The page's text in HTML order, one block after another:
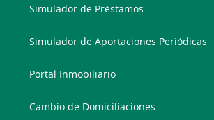
Simulador de Préstamos
Simulador de Aportaciones Periódicas
Portal Inmobiliario
Cambio de Domiciliaciones